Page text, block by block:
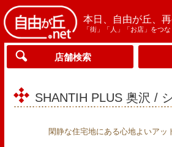
本日、自由が丘、再
「街」「人」「お店」をつ
店舗検索
SHANTIH PLUS 奥沢 /
閑静な住宅地にある心地よいア